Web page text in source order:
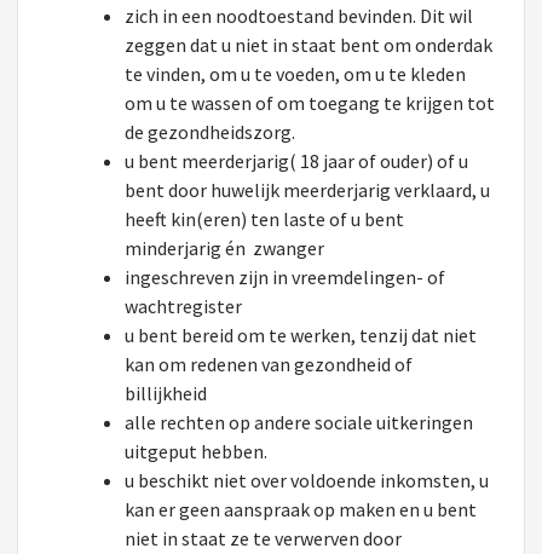
zich in een noodtoestand bevinden. Dit wil
zeggen dat u niet in staat bent om onderdak
te vinden, om u te voeden, om u te kleden
om u te wassen of om toegang te krijgen tot
de gezondheidszorg.
u bent meerderjarig( 18 jaar of ouder) of u
bent door huwelijk meerderjarig verklaard, u
heeft kin(eren) ten laste of u bent
minderjarig én zwanger
ingeschreven zijn in vreemdelingen- of
wachtregister
u bent bereid om te werken, tenzij dat niet
kan om redenen van gezondheid of
billijkheid
alle rechten op andere sociale uitkeringen
uitgeput hebben.
u beschikt niet over voldoende inkomsten, u
kan er geen aanspraak op maken en u bent
niet in staat ze te verwerven door